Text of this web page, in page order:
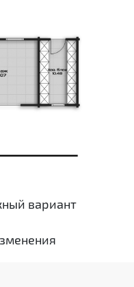
вариант